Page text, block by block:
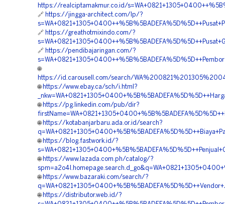
https://realciptamakmur.co.id/
🔗 https://jingga-architect.com/lp/?
🔗 https://greathotmixindo.com/?
🔗 https://pendibajaringan.com/?
🌐
https://id.carousell.com/search/
🌐 https://www.ebay.ca/sch/i.html?
🌐 https://pg.linkedin.com/pub/dir?
🌐 https://kotabanjarbaru.ada.or.id/search?
🌐 https://blog.fastwork.id/?
🌐 https://www.lazada.com.ph/catalog/?
🌐 https://www.bazaraki.com/search/?
🌐 https://distributor.web.id/?